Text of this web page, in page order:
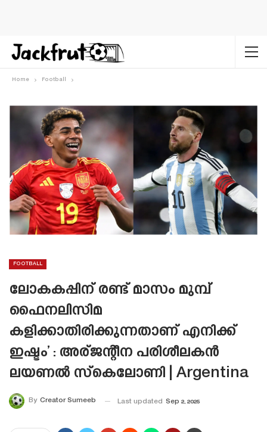
Home Football
FOOTBALL
ലോകകപ്പിന് രണ്ട് മാസം മുമ്പ്
ഫൈനലിസിമ
കളിക്കാതിരിക്കുന്നതാണ് എനിക്ക്
ഇഷ്ടം’ : അര്ജന്റീന പരിശീലകൻ
ലയണൽ സ്കെലോണി | Argentina
By Creator Sumeeb Last updated Sep 2, 2025